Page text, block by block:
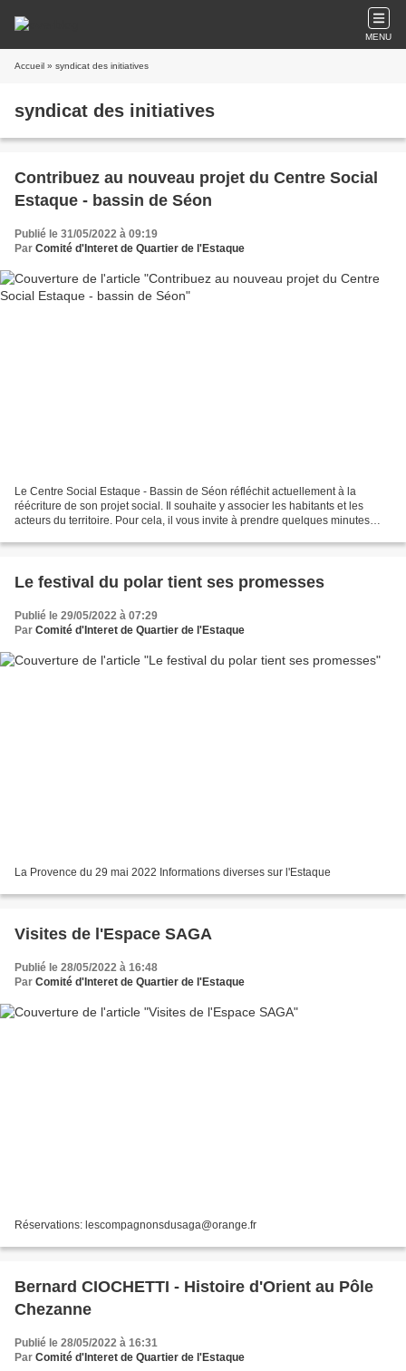
MENU
Accueil » syndicat des initiatives
syndicat des initiatives
Contribuez au nouveau projet du Centre Social
Estaque - bassin de Séon
Publié le 31/05/2022 à 09:19
Par Comité d'Interet de Quartier de l'Estaque
Le Centre Social Estaque - Bassin de Séon réfléchit actuellement à la
réécriture de son projet social. Il souhaite y associer les habitants et les
acteurs du territoire. Pour cela, il vous invite à prendre quelques minutes
Le festival du polar tient ses promesses
Publié le 29/05/2022 à 07:29
Par Comité d'Interet de Quartier de l'Estaque
La Provence du 29 mai 2022 Informations diverses sur l'Estaque
Visites de l'Espace SAGA
Publié le 28/05/2022 à 16:48
Par Comité d'Interet de Quartier de l'Estaque
Réservations: lescompagnonsdusaga@orange.fr
Bernard CIOCHETTI - Histoire d'Orient au Pôle
Chezanne
Publié le 28/05/2022 à 16:31
Par Comité d'Interet de Quartier de l'Estaque